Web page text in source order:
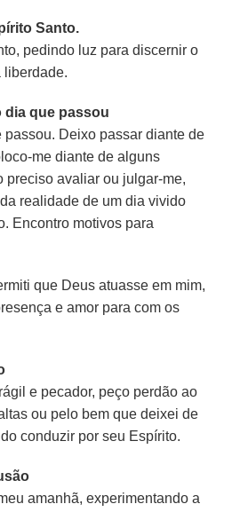
Santo.
pedindo luz para discernir o
liberdade.
dia que passou
passou. Deixo passar diante de
me diante de alguns
preciso avaliar ou julgar-me,
realidade de um dia vivido
Encontro motivos para
que Deus atuasse em mim,
e amor para com os
e pecador, peço perdão ao
ou pelo bem que deixei de
conduzir por seu Espírito.
amanhã, experimentando a